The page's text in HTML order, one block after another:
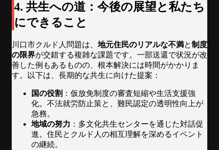
4. 共生への道：今後の展望と私たち
にできること
川口市クルド人問題は、 地元住民のリアルな不満と制度
の限界が交錯する複雑な課題です。一部送還で状況が改
善した例もあるものの、根本解決には時間がかかりま
す。以下は、長期的な共生に向けた提案：
国の役割 ：仮放免制度の審査短縮や生活支援強
化。不法就労防止策と、難民認定の透明性向上が
急務。
地域の努力 ：多文化共生センターを通じた対話促
進。住民とクルド人の相互理解を深めるイベント
の継続。